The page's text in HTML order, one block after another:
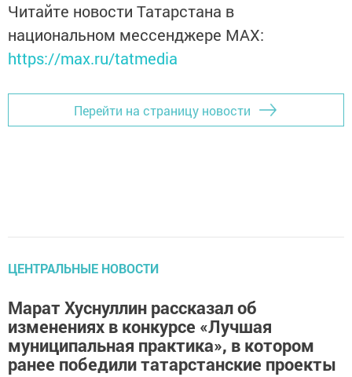
Читайте новости Татарстана в
национальном мессенджере MАХ:
https://max.ru/tatmedia
Перейти на страницу новости
ЦЕНТРАЛЬНЫЕ НОВОСТИ
Марат Хуснуллин рассказал об
изменениях в конкурсе «Лучшая
муниципальная практика», в котором
ранее победили татарстанские проекты